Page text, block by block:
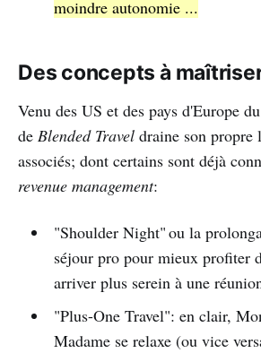
moindre autonomie ...
Des concepts à
Venu des US et des pays d'Europe
de Blended Travel draine son propre
associés; dont certains sont déjà
revenue management:
"Shoulder Night" ou la
séjour pro pour mieux profiter
arriver plus serein à une
"Plus-One Travel": en clair,
Madame se relaxe (ou vice